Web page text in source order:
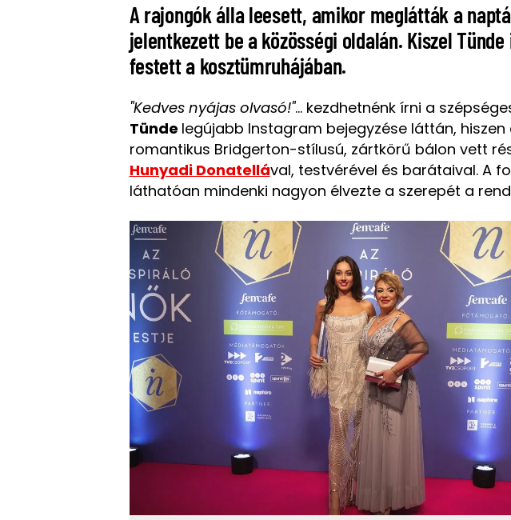
A rajongók álla leesett, amikor meglátták a
jelentkezett be a közösségi oldalán. Kiszel
festett a kosztümruhájában.
"Kedves nyájas olvasó!"... kezdhetnénk írni a
Tünde legújabb Instagram bejegyzése láttán, hiszen
romantikus Bridgerton-stílusú, zártkörű bálon vett
Hunyadi Donatellával, testvérével és barátaival. A
láthatóan mindenki nagyon élvezte a szerepét a